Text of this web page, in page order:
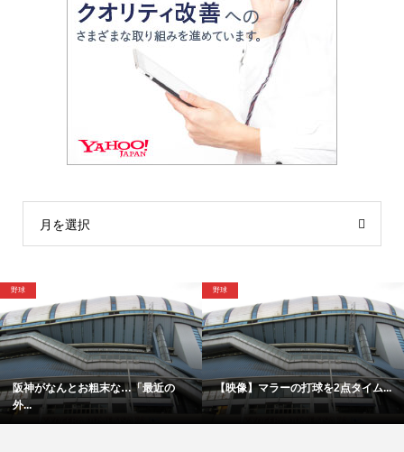
月を選択
野球
阪神がなんとお粗末な…「最近の
外...
野球
【映像】マラーの打球を2点タイム...